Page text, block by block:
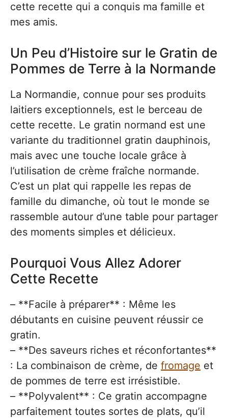
cette recette qui a conquis ma famille et
mes amis.
Un Peu d’Histoire sur le Gratin de
Pommes de Terre à la Normande
La Normandie, connue pour ses produits
laitiers exceptionnels, est le berceau de
cette recette. Le gratin normand est une
variante du traditionnel gratin dauphinois,
mais avec une touche locale grâce à
l’utilisation de crème fraîche normande.
C’est un plat qui rappelle les repas de
famille du dimanche, où tout le monde se
rassemble autour d’une table pour partager
des moments simples et délicieux.
Pourquoi Vous Allez Adorer
Cette Recette
– **Facile à préparer** : Même les
débutants en cuisine peuvent réussir ce
gratin.
– **Des saveurs riches et réconfortantes**
: La combinaison de crème, de fromage et
de pommes de terre est irrésistible.
– **Polyvalent** : Ce gratin accompagne
parfaitement toutes sortes de plats, qu’il